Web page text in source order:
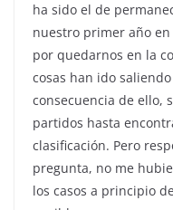
ha sido el de
nuestro primer año
por quedarnos en la
cosas han ido
consecuencia de ello,
partidos hasta
clasificación. Pero
pregunta, no me
los casos a principio